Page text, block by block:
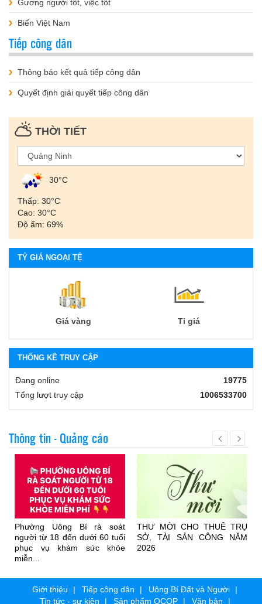
Gương người tốt, việc tốt
Biển Việt Nam
Tiếp công dân
Thông báo kết quả tiếp công dân
Quyết định giải quyết tiếp công dân
THỜI TIẾT
30°С
Thấp: 30°С
Cao: 30°С
Độ ẩm: 69%
TỶ GIÁ NGOẠI TỆ
Giá vàng Tỉ giá
THỐNG KÊ TRUY CẬP
Đang online
19775
Tổng lượt truy cập
1006533700
Thông tin - Quảng cáo
Phường Uông Bí rà soát
người từ 18 đến dưới 60 tuổi
phục vụ khám sức khỏe
miễn...
THƯ MỜI CHO THUÊ TRỤ
SỞ, TÀI SẢN CÔNG NĂM
2026
Giới thiệu Tiếp công dân
Uông Bí Đất và Người
Tin tức - sự kiện
Sản phẩm OCOP Văn bản